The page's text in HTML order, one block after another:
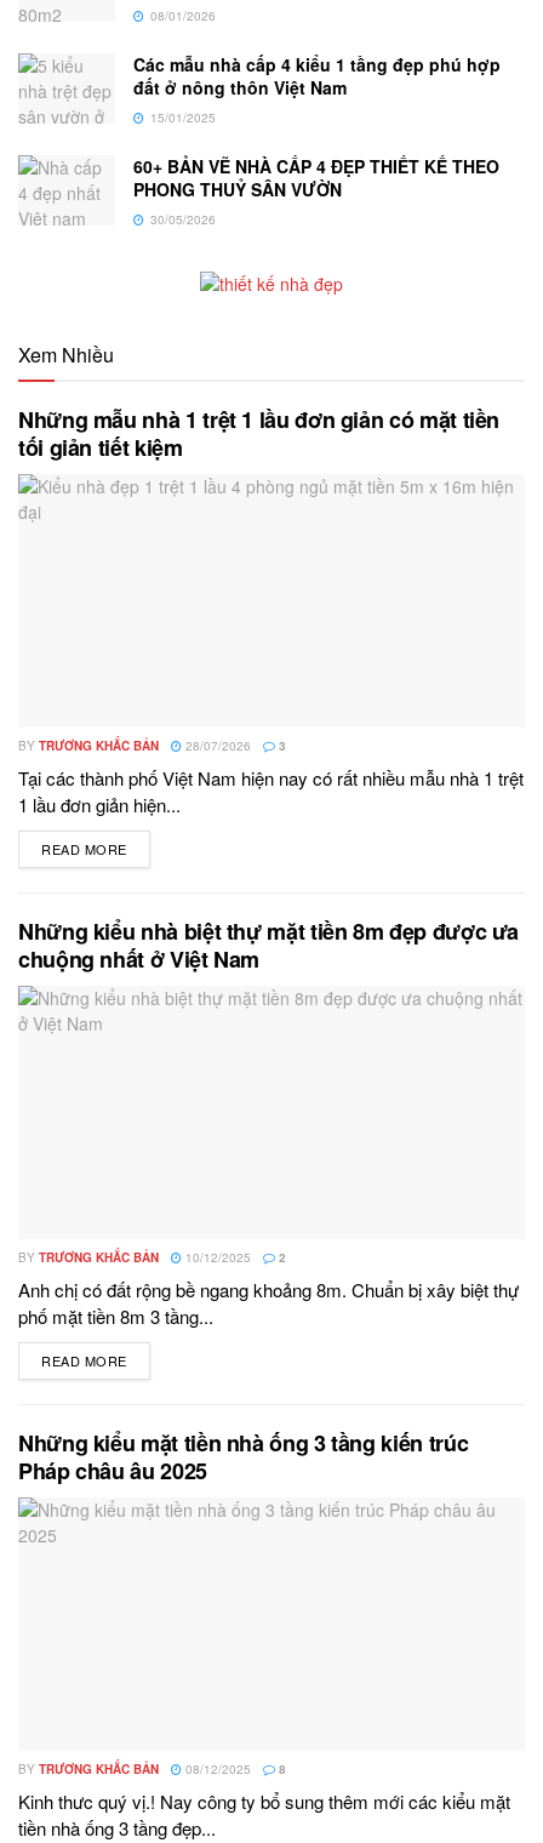
08/01/2026
Các mẫu nhà cấp 4 kiểu 1 tầng đẹp phú hợp
đất ở nông thôn Việt Nam
15/01/2025
60+ BẢN VẼ NHÀ CẤP 4 ĐẸP THIẾT KẾ THEO
PHONG THUỶ SÂN VƯỜN
30/05/2026
Xem Nhiều
Những mẫu nhà 1 trệt 1 lầu đơn giản có mặt tiền
tối giản tiết kiệm
BY TRƯƠNG KHẮC BẢN 28/07/2026 3
Tại các thành phố Việt Nam hiện nay có rất nhiều mẫu nhà 1 trệt
1 lầu đơn giản hiện...
READ MORE
Những kiểu nhà biệt thự mặt tiền 8m đẹp được ưa
chuộng nhất ở Việt Nam
BY TRƯƠNG KHẮC BẢN 10/12/2025 2
Anh chị có đất rộng bề ngang khoảng 8m. Chuẩn bị xây biệt thự
phố mặt tiền 8m 3 tầng...
READ MORE
Những kiểu mặt tiền nhà ống 3 tầng kiến trúc
Pháp châu âu 2025
BY TRƯƠNG KHẮC BẢN 08/12/2025 8
Kinh thưc quý vị.! Nay công ty bổ sung thêm mới các kiểu mặt
tiền nhà ống 3 tầng đẹp...